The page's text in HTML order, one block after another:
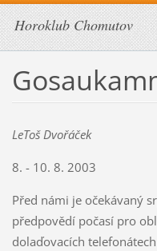
Horoklub Chomutov
LeToš Dvořáček
8. - 10. 8. 2003
Před námi je očekávaný
předpovědí počasí pro
dolaďovacích